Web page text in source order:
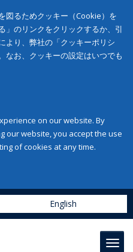
図るためクッキー（Cookie）を
」のリンクをクリックするか、引
より、弊社の「クッキーポリシ
なお、クッキーの設定はいつでも
on our website. By
our website, you accept the use
of cookies at any time.
English